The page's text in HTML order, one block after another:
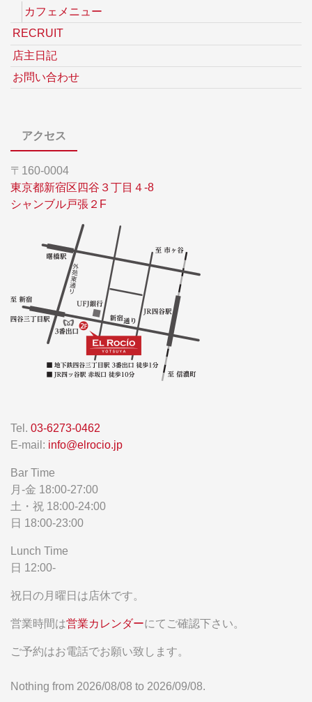
カフェメニュー
RECRUIT
店主日記
お問い合わせ
アクセス
〒160-0004
東京都新宿区四谷３丁目４-8
シャンブル戸張２F
Tel. 03-6273-0462
E-mail: info@elrocio.jp
Bar Time
月-金 18:00-27:00
土・祝 18:00-24:00
日 18:00-23:00
Lunch Time
日 12:00-
祝日の月曜日は店休です。
営業時間は営業カレンダーにてご確認下さい。
ご予約はお電話でお願い致します。
Nothing from 2026/08/08 to 2026/09/08.